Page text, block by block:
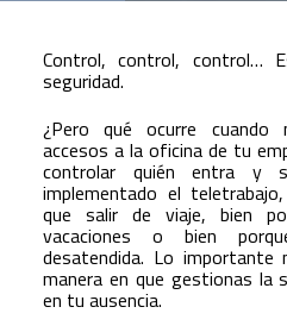
Control, control, control…
seguridad.
¿Pero qué ocurre cuando
accesos a la oficina de tu
controlar quién entra y
implementado el
que salir de viaje, bien
vacaciones o bien
desatendida. Lo
manera en que gestionas la
en tu ausencia.